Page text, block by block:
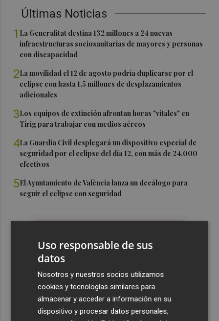
Últimas Noticias
1 La Generalitat destina 132 millones a 24 nuevas
infraestructuras sociosanitarias de mayores y personas
con discapacidad
2La movilidad el 12 de agosto podría duplicarse por el
eclipse con hasta 1,5 millones de desplazamientos
adicionales
3Los equipos de extinción afrontan horas "vitales" en
Tírig para trabajar con medios aéreos
4La Guardia Civil desplegará un dispositivo especial de
seguridad por el eclipse del día 12, con más de 24.000
efectivos
5El Ayuntamiento de València lanza un decálogo para
seguir el eclipse con seguridad
Uso responsable de sus
datos
Nosotros y nuestros socios utilizamos
cookies y tecnologías similares para
almacenar y acceder a información en su
dispositivo y procesar datos personales,